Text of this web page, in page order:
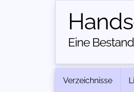
Eine
Verzeichnisse